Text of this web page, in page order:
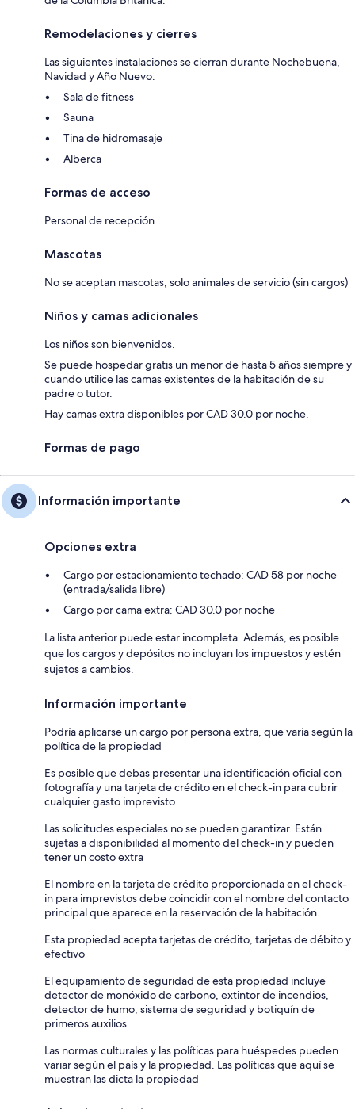
Remodelaciones y cierres
Las siguientes instalaciones se cierran durante Nochebuena,
Navidad y Año Nuevo:
Sala de fitness
Sauna
Tina de hidromasaje
Alberca
Formas de acceso
Personal de recepción
Mascotas
No se aceptan mascotas, solo animales de servicio (sin cargos)
Niños y camas adicionales
Los niños son bienvenidos.
Se puede hospedar gratis un menor de hasta 5 años siempre y
cuando utilice las camas existentes de la habitación de su
padre o tutor.
Hay camas extra disponibles por CAD 30.0 por noche.
Formas de pago
Información importante
Opciones extra
Cargo por estacionamiento techado: CAD 58 por noche
(entrada/salida libre)
Cargo por cama extra: CAD 30.0 por noche
La lista anterior puede estar incompleta. Además, es posible
que los cargos y depósitos no incluyan los impuestos y estén
sujetos a cambios.
Información importante
Podría aplicarse un cargo por persona extra, que varía según la
política de la propiedad
Es posible que debas presentar una identificación oficial con
fotografía y una tarjeta de crédito en el check-in para cubrir
cualquier gasto imprevisto
Las solicitudes especiales no se pueden garantizar. Están
sujetas a disponibilidad al momento del check-in y pueden
tener un costo extra
El nombre en la tarjeta de crédito proporcionada en el check-
in para imprevistos debe coincidir con el nombre del contacto
principal que aparece en la reservación de la habitación
Esta propiedad acepta tarjetas de crédito, tarjetas de débito y
efectivo
El equipamiento de seguridad de esta propiedad incluye
detector de monóxido de carbono, extintor de incendios,
detector de humo, sistema de seguridad y botiquín de
primeros auxilios
Las normas culturales y las políticas para huéspedes pueden
variar según el país y la propiedad. Las políticas que aquí se
muestran las dicta la propiedad